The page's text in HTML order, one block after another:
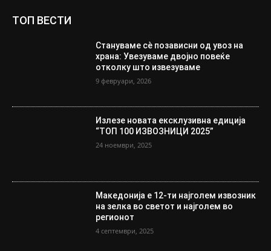
ТОП ВЕСТИ
Стануваме сè позависни од увоз на
храна: Увезуваме двојно повеќе
отколку што извезуваме
9 февруари, 2026
Излезе новата ексклузивна едиција
“ТОП 100 ИЗВОЗНИЦИ 2025”
24 ноември, 2025
Македонија е 12-ти најголем извозник
на зелка во светот и најголем во
регионот
4 септември, 2025